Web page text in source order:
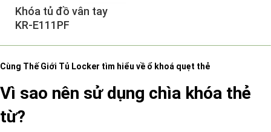
Khóa tủ đồ vân tay
KR-E111PF
Cùng Thế Giới Tủ Locker tìm hiểu về ổ khoá quẹt thẻ
Vì sao nên sử dụng chìa khóa thẻ
từ?